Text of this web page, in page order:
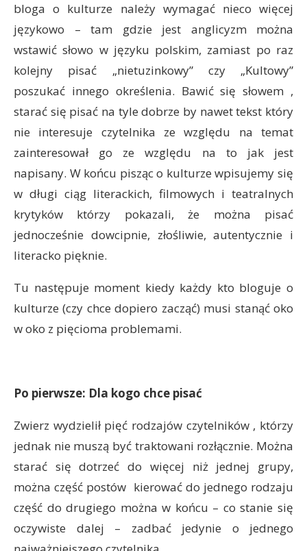
bloga o kulturze należy wymagać nieco więcej
językowo – tam gdzie jest anglicyzm można
wstawić słowo w języku polskim, zamiast po raz
kolejny pisać „nietuzinkowy” czy „Kultowy”
poszukać innego określenia. Bawić się słowem ,
starać się pisać na tyle dobrze by nawet tekst który
nie interesuje czytelnika ze względu na temat
zainteresował go ze względu na to jak jest
napisany. W końcu pisząc o kulturze wpisujemy się
w długi ciąg literackich, filmowych i teatralnych
krytyków którzy pokazali, że można pisać
jednocześnie dowcipnie, złośliwie, autentycznie i
literacko pięknie.
Tu następuje moment kiedy każdy kto bloguje o
kulturze (czy chce dopiero zacząć) musi stanąć oko
w oko z pięcioma problemami.
Po pierwsze: Dla kogo chce pisać
Zwierz wydzielił pięć rodzajów czytelników , którzy
jednak nie muszą być traktowani rozłącznie. Można
starać się dotrzeć do więcej niż jednej grupy,
można część postów kierować do jednego rodzaju
część do drugiego można w końcu – co stanie się
oczywiste dalej – zadbać jedynie o jednego